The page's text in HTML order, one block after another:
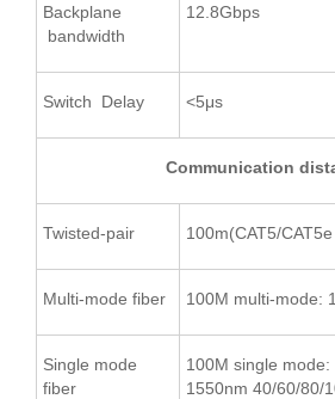
Backplane
bandwidth
12.8Gbps
Switch Delay <5μs
Communication
Twisted-pair 100m(CAT5/
Multi-mode fiber 100M multi-mode:
Single mode
fiber
100M single
1550nm 40/60/80/